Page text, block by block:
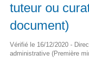
tuteur ou
document)
Vérifié le 16/12/2020 -
administrative (Première